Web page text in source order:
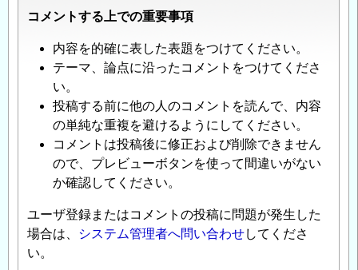
コメントする上での重要事項
内容を的確に表した表題をつけてください。
テーマ、論点に沿ったコメントをつけてくださ
い。
投稿する前に他の人のコメントを読んで、内容
の単純な重複を避けるようにしてください。
コメントは投稿後に修正および削除できません
ので、プレビューボタンを使って間違いがない
か確認してください。
ユーザ登録またはコメントの投稿に問題が発生した
場合は、
システム管理者へ問い合わせしてくださ
い。